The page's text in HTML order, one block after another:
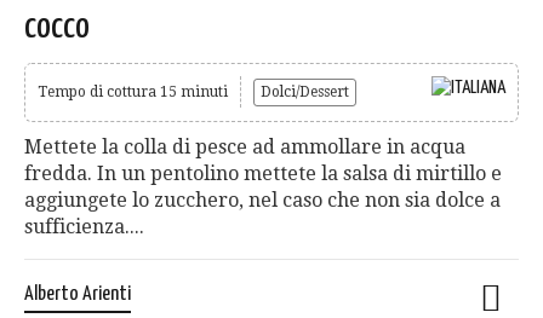
cocco
Tempo di cottura 15 minuti Dolci/Dessert
Mettete la colla di pesce ad ammollare in acqua
fredda. In un pentolino mettete la salsa di mirtillo e
aggiungete lo zucchero, nel caso che non sia dolce a
sufficienza....
Alberto Arienti